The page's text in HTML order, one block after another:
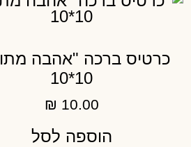
כרטיס ברכה "אהבה
10*10
₪ 10.00
הוספה לסל